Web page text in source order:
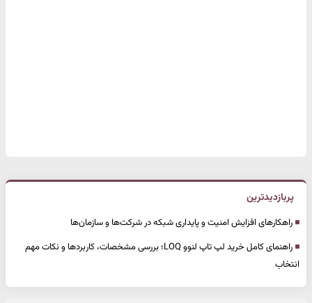
پربازدیدترین
راهکارهای افزایش امنیت و پایداری شبکه در شرکت‌ها و سازمان‌ها
راهنمای کامل خرید لپ تاپ لنوو LOQ؛ بررسی مشخصات، کاربردها و نکات مهم
انتخاب